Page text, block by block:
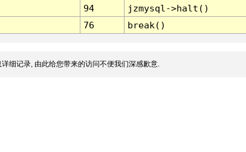
94
jzmysql->halt()
76 break()
细记录, 由此给您带来的访问不便我们深感歉意.